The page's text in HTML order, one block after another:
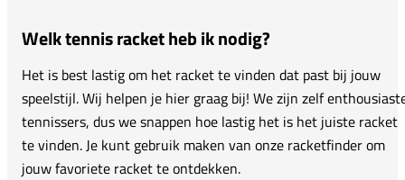
Welk tennis racket heb ik nodig?
Het is best lastig om het racket te vinden dat past bij jouw
speelstijl. Wij helpen je hier graag bij! We zijn zelf
tennissers, dus we snappen hoe lastig het is het juiste racket
te vinden. Je kunt gebruik maken van onze racketfinder om
jouw favoriete racket te ontdekken.